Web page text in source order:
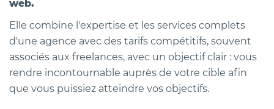
web.
Elle combine l'expertise et les services complets
d'une agence avec des tarifs compétitifs, souvent
associés aux freelances, avec un objectif clair : vous
rendre incontournable auprès de votre cible afin
que vous puissiez atteindre vos objectifs.